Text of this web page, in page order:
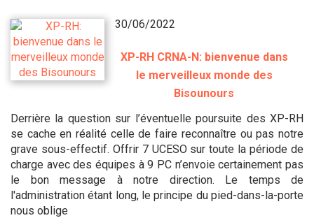
30/06/2022
XP-RH CRNA-N: bienvenue dans
le merveilleux monde des
Bisounours
Derrière la question sur l’éventuelle poursuite des XP-RH
se cache en réalité celle de faire reconnaître ou pas notre
grave sous-effectif. Offrir 7 UCESO sur toute la période de
charge avec des équipes à 9 PC n’envoie certainement pas
le bon message à notre direction. Le temps de
l'administration étant long, le principe du pied-dans-la-porte
nous oblige